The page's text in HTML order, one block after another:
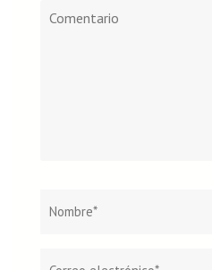
Comentario